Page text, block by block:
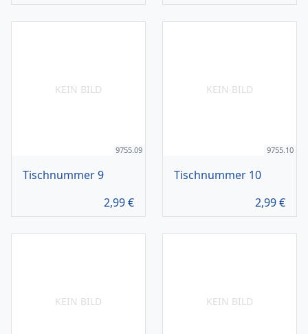
KEIN BILD
9755.09
Tischnummer 9
2,99€
KEIN BILD
9755.10
Tischnummer 10
2,99€
KEIN BILD KEIN BILD